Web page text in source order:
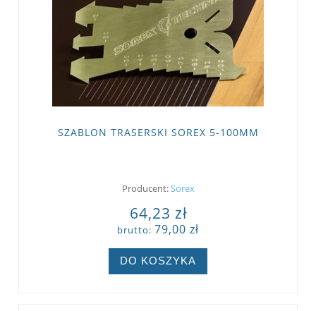
SZABLON TRASERSKI SOREX 5-100MM
Producent:Sorex
64,23 zł
brutto: 79,00 zł
DO KOSZYKA